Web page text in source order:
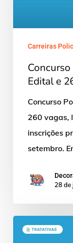
Carreiras
Edital e
Concurso
260 vagas,
inscrições
setembro.
28 de
Concurso